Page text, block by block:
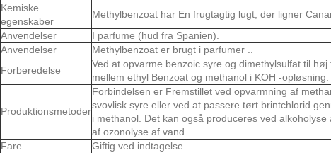
Kemiske
egenskaber
Methylbenzoat har En frugtagtig lugt, der ligner
Anvendelser
I parfume (hud fra Spanien).
Anvendelser
Methylbenzoat er brugt i parfumer ..
Forberedelse
Ved at opvarme benzoic syre og dimethylsulfat til
mellem ethyl Benzoat og methanol i KOH -opløsning.
Produktionsmetoder
Forbindelsen er Fremstillet ved opvarmning af
svovlisk syre eller ved at passere tørt brintchlorid
i methanol. Det kan også produceres ved
af ozonolyse af vand.
Fare
Giftig ved indtagelse.